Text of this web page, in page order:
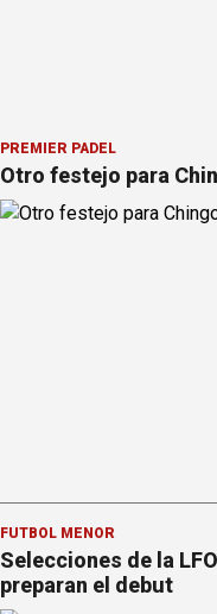
PREMIER PÁDEL
Otro festejo para
FÚTBOL MENOR
Selecciones de la
preparan el debut